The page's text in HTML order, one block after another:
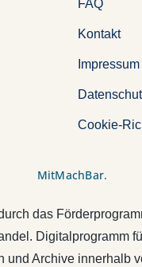
FAQ
Kontakt
Impressum
Cookie-
MitMachBar.
das
Digitalprogramm
und Archive innerhalb